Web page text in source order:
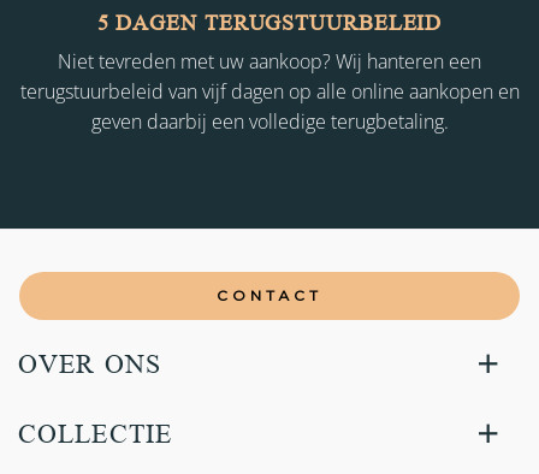
5 DAGEN TERUGSTUURBELEID
Niet tevreden met uw aankoop? Wij hanteren een
terugstuurbeleid van vijf dagen op alle online aankopen en
geven daarbij een volledige terugbetaling.
CONTACT
OVER ONS
COLLECTIE